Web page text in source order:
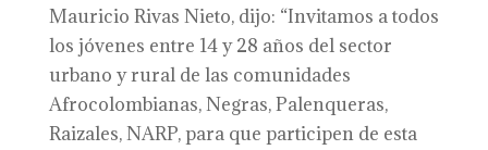
Mauricio Rivas Nieto, dijo: “Invitamos a todos
los jóvenes entre 14 y 28 años del sector
urbano y rural de las comunidades
Afrocolombianas, Negras, Palenqueras,
Raizales, NARP, para que participen de esta